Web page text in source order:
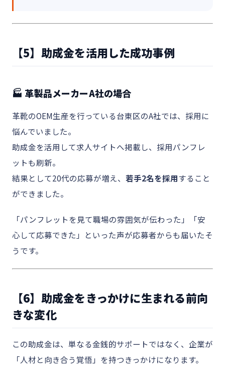
【5】助成金を活用した成功事例
🏭 革製品メーカーA社の場合
革靴のOEM生産を行っている台東区のA社では、採用に
悩んでいました。
助成金を活用して求人サイトへ掲載し、採用パンフレ
ットも刷新。
結果として20代の応募が増え、 若手2名を採用すること
ができました。
「パンフレットを見て職場の雰囲気が伝わった」「安
心して応募できた」といった声が応募者からも届いたそ
うです。
【6】助成金をきっかけに生まれる前向
きな変化
この助成金は、単なる金銭的サポートではなく、企業が
「人材と向き合う覚悟」を持つきっかけになります。